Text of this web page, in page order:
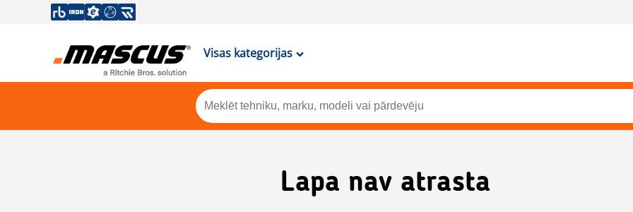
Visas kategorijas
Lapa nav atrasta